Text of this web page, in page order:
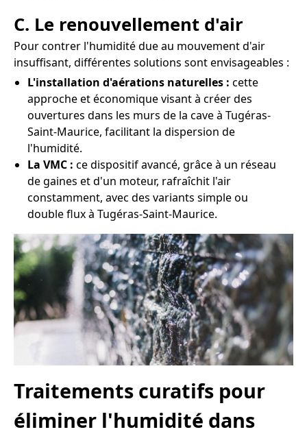
C. Le renouvellement d'air
Pour contrer l'humidité due au mouvement d'air
insuffisant, différentes solutions sont envisageables :
L'installation d'aérations naturelles : cette
approche et économique visant à créer des
ouvertures dans les murs de la cave à Tugéras-
Saint-Maurice, facilitant la dispersion de
l'humidité.
La VMC : ce dispositif avancé, grâce à un réseau
de gaines et d'un moteur, rafraîchit l'air
constamment, avec des variants simple ou
double flux à Tugéras-Saint-Maurice.
Traitements curatifs pour
éliminer l'humidité dans